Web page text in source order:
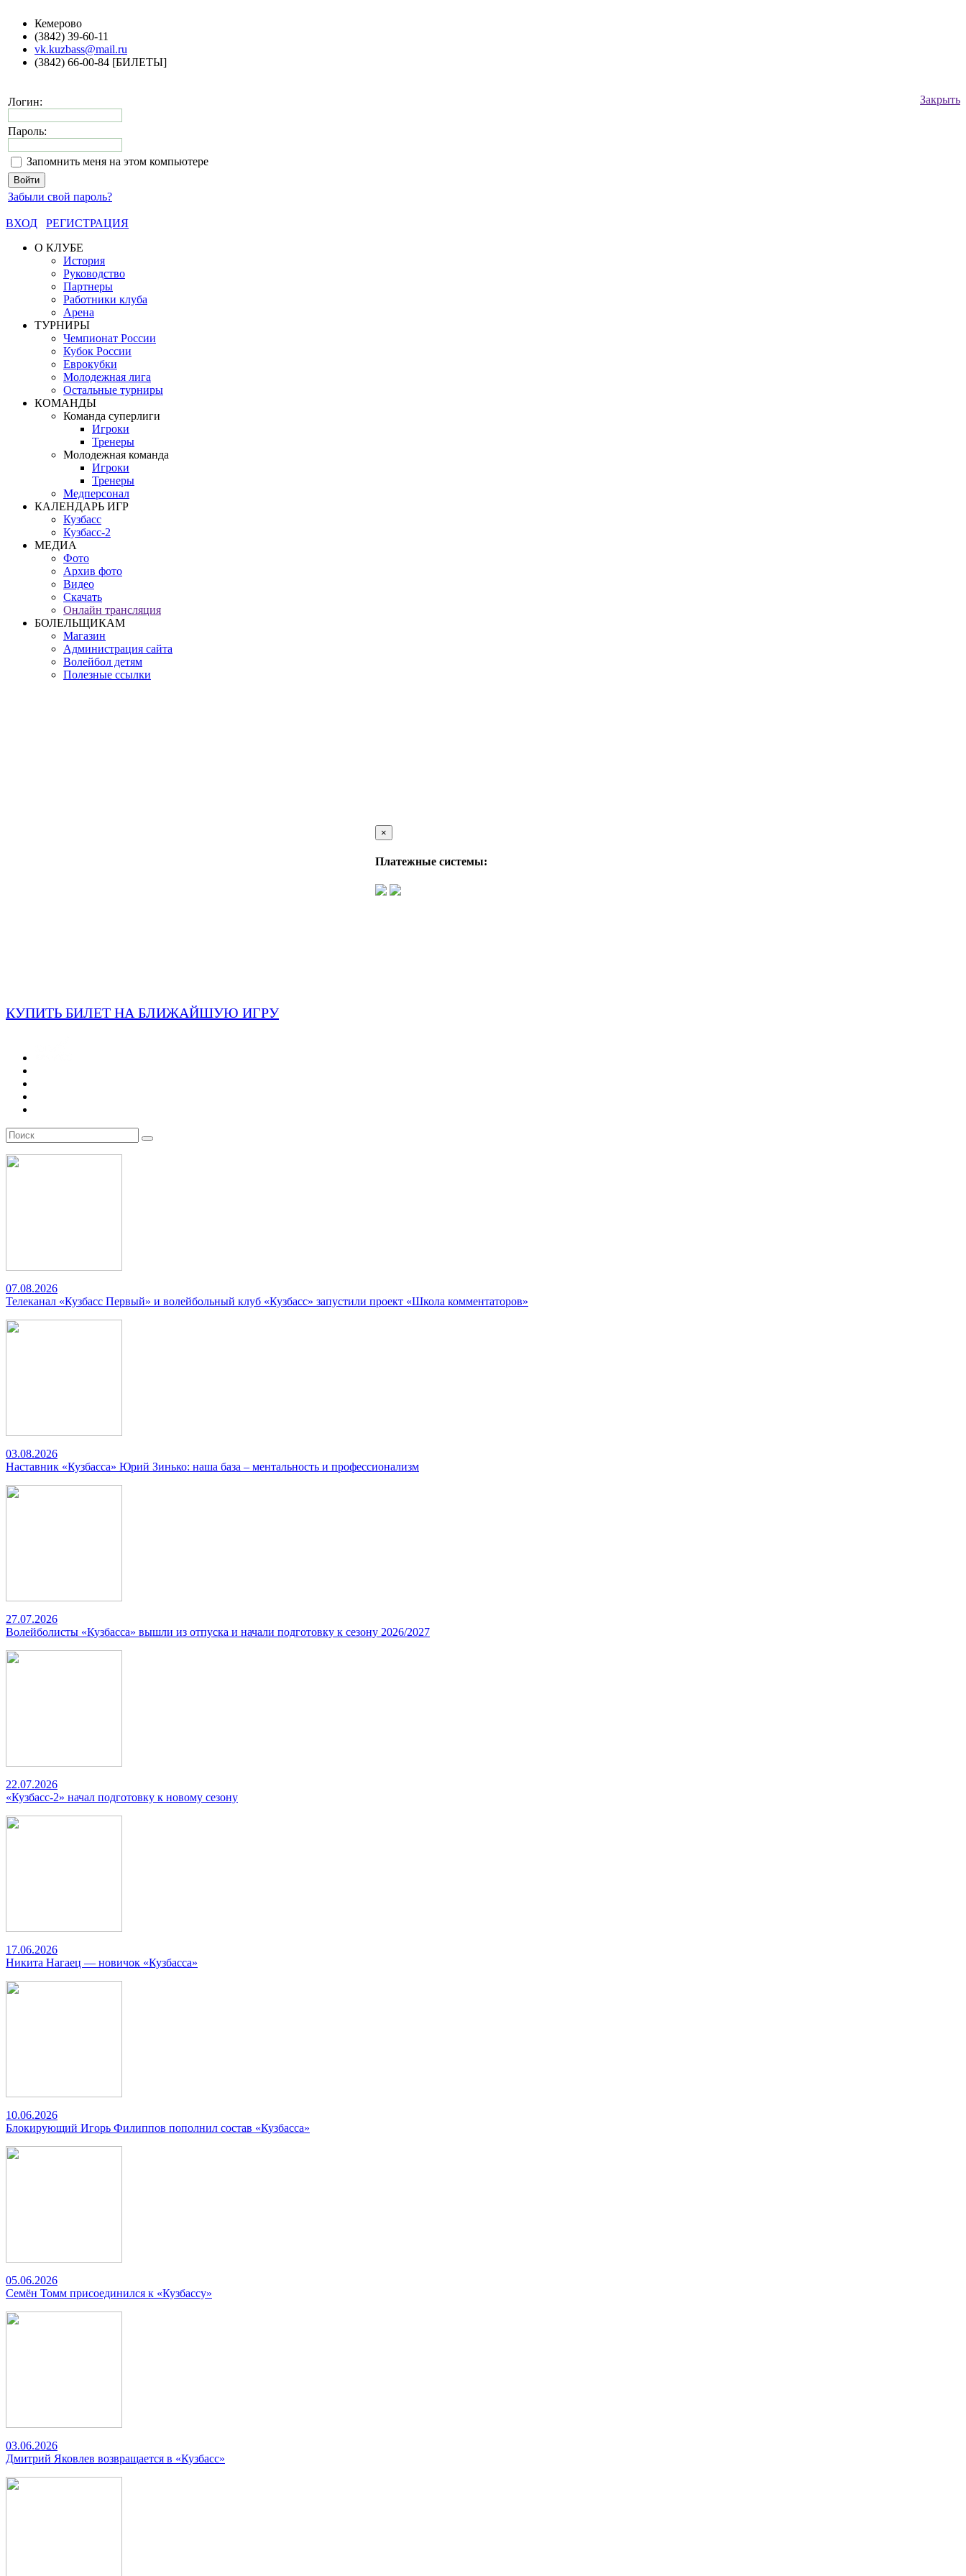
Кемерово
(3842) 39-60-11
vk.kuzbass@mail.ru
(3842) 66-00-84 [БИЛЕТЫ]
Закрыть
Логин:
Пароль:
Запомнить меня на этом компьютере
Забыли свой пароль?
ВХОД
РЕГИСТРАЦИЯ
О КЛУБЕ
История
Руководство
Партнеры
Работники клуба
Арена
ТУРНИРЫ
Чемпионат России
Кубок России
Еврокубки
Молодежная лига
Остальные турниры
КОМАНДЫ
Команда суперлиги
Игроки
Тренеры
Молодежная команда
Игроки
Тренеры
Медперсонал
КАЛЕНДАРЬ ИГР
Кузбасс
Кузбасс-2
МЕДИА
Фото
Архив фото
Видео
Скачать
Онлайн трансляция
БОЛЕЛЬЩИКАМ
Магазин
Администрация сайта
Волейбол детям
Полезные ссылки
×
Платежные системы:
КУПИТЬ БИЛЕТ НА БЛИЖАЙШУЮ ИГРУ
07.08.2026
Телеканал «Кузбасс Первый» и волейбольный клуб «Кузбасс» запустили проект «Школа комментаторов»
03.08.2026
Наставник «Кузбасса» Юрий Зинько: наша база – ментальность и профессионализм
27.07.2026
Волейболисты «Кузбасса» вышли из отпуска и начали подготовку к сезону 2026/2027
22.07.2026
«Кузбасс-2» начал подготовку к новому сезону
17.06.2026
Никита Нагаец — новичок «Кузбасса»
10.06.2026
Блокирующий Игорь Филиппов пополнил состав «Кузбасса»
05.06.2026
Семён Томм присоединился к «Кузбассу»
03.06.2026
Дмитрий Яковлев возвращается в «Кузбасс»